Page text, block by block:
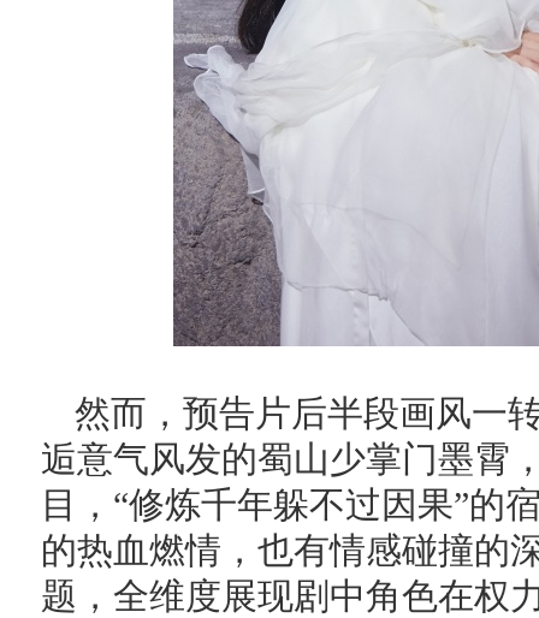
然而，预告片后半段画风一
逅意气风发的蜀山少掌门墨霄
目，“修炼千年躲不过因果”的
的热血燃情，也有情感碰撞的
题，全维度展现剧中角色在权